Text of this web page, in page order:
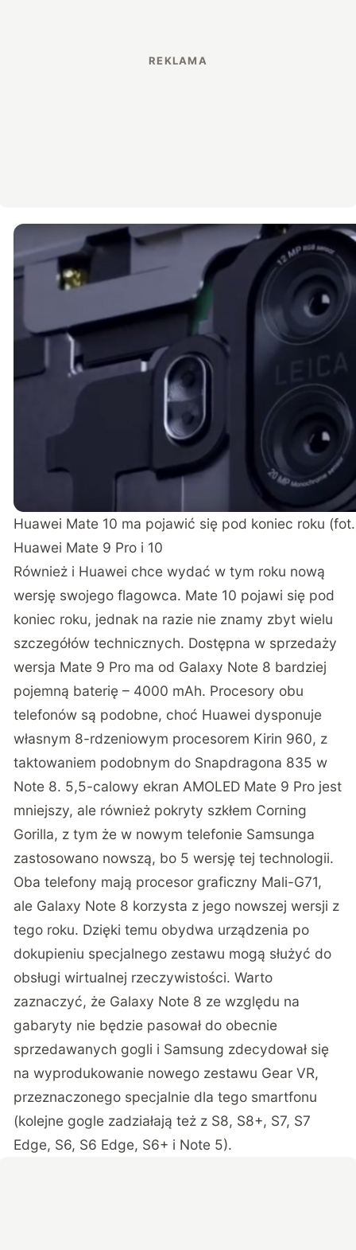
Huawei Mate 10 ma pojawić się pod koniec roku
Huawei Mate 9 Pro i 10
Również i Huawei chce wydać w tym roku nową
wersję swojego flagowca. Mate 10 pojawi się pod
koniec roku, jednak na razie nie znamy zbyt wielu
szczegółów technicznych. Dostępna w sprzedaży
wersja Mate 9 Pro ma od Galaxy Note 8 bardziej
pojemną baterię – 4000 mAh. Procesory obu
telefonów są podobne, choć Huawei dysponuje
własnym 8-rdzeniowym procesorem Kirin 960, z
taktowaniem podobnym do Snapdragona 835 w
Note 8. 5,5-calowy ekran AMOLED Mate 9 Pro jest
mniejszy, ale również pokryty szkłem Corning
Gorilla, z tym że w nowym telefonie Samsunga
zastosowano nowszą, bo 5 wersję tej technologii.
Oba telefony mają procesor graficzny Mali-G71,
ale Galaxy Note 8 korzysta z jego nowszej wersji z
tego roku. Dzięki temu obydwa urządzenia po
dokupieniu specjalnego zestawu mogą służyć do
obsługi wirtualnej rzeczywistości. Warto
zaznaczyć, że Galaxy Note 8 ze względu na
gabaryty nie będzie pasował do obecnie
sprzedawanych gogli i Samsung zdecydował się
na wyprodukowanie nowego zestawu Gear VR,
przeznaczonego specjalnie dla tego smartfonu
(kolejne gogle zadziałają też z S8, S8+, S7, S7
Edge, S6, S6 Edge, S6+ i Note 5).